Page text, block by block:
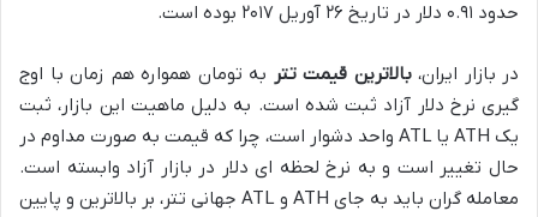
حدود ۰.۹۱ دلار در تاریخ ۲۶ آوریل ۲۰۱۷ بوده است.
در بازار ایران،بالاترین قیمت تتر به تومان همواره هم زمان با اوج
گیری نرخ دلار آزاد ثبت شده است. به دلیل ماهیت این بازار، ثبت
یک ATH یا ATL واحد دشوار است، چرا که قیمت به صورت مداوم در
حال تغییر است و به نرخ لحظه ای دلار در بازار آزاد وابسته است.
معامله گران باید به جای ATH و ATL جهانی تتر، بر بالاترین و پایین